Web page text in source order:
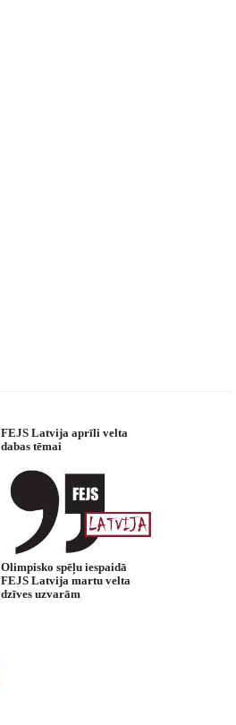
FEJS Latvija aprīli velta
dabas tēmai
Olimpisko spēļu iespaidā
FEJS Latvija martu velta
dzīves uzvarām